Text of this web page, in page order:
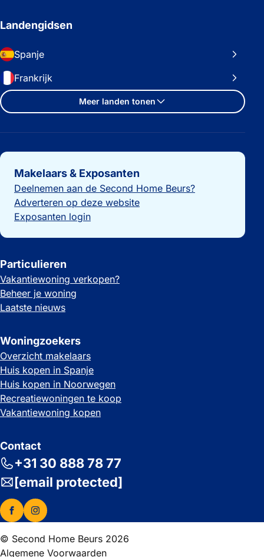
Landengidsen
Spanje
Frankrijk
Meer landen tonen
Belangrijke links
Makelaars & Exposanten
Deelnemen aan de Second Home Beurs?
Adverteren op deze website
Exposanten login
Particulieren
Vakantiewoning verkopen?
Beheer je woning
Laatste nieuws
Woningzoekers
Overzicht makelaars
Huis kopen in Spanje
Huis kopen in Noorwegen
Recreatiewoningen te koop
Vakantiewoning kopen
Contact
+31 30 888 78 77
[email protected]
© Second Home Beurs 2026
Algemene Voorwaarden